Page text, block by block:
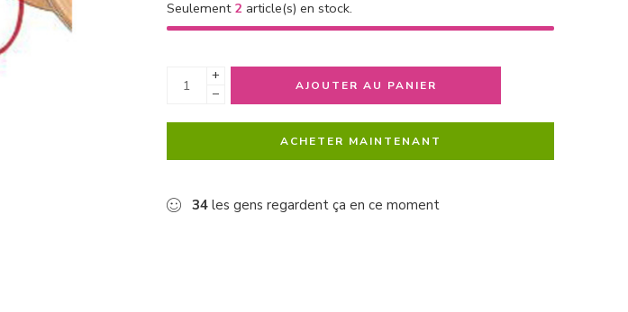
Seulement 2 article(s) en stock.
+
−
AJOUTER AU PANIER
ACHETER MAINTENANT
34 les gens regardent ça en ce moment